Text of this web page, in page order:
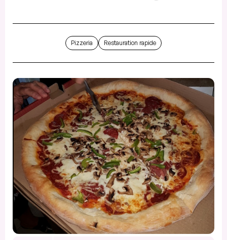
Pizzeria Restauration rapide